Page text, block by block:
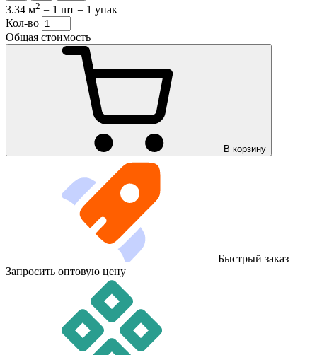
3.34 м2 = 1 шт = 1 упак
Кол-во
Общая стоимость
В корзину
Быстрый заказ
Запросить оптовую цену